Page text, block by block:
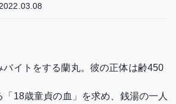
2022.03.08
バイトをする蘭丸。彼の正体は齢450
18歳童貞の血」を求め、銭湯の一人